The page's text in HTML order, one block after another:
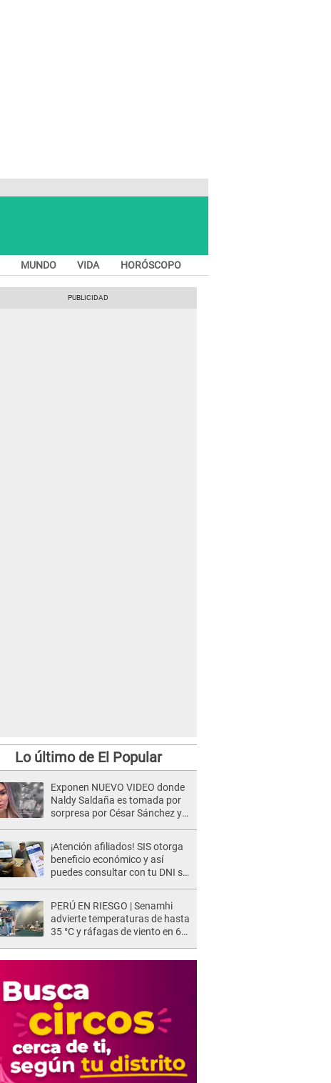
MUNDO VIDA HORÓSCOPO
Lo último de El Popular
Exponen NUEVO VIDEO donde
Naldy Saldaña es tomada por
sorpresa por César Sánchez y
¡Atención afiliados! SIS otorga
beneficio económico y así
puedes consultar con tu DNI si
PERÚ EN RIESGO | Senamhi
advierte temperaturas de hasta
35 °C y ráfagas de viento en 6